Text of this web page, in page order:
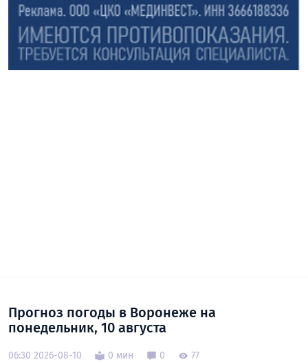
Прогноз погоды в Воронеже на
понедельник, 10 августа
06:30 2026-08-10 0 мин 0 77